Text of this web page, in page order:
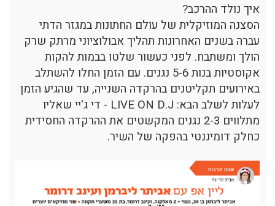
איך נולד ההרכב?
הסצנה המוזיקלית של עולם החתונות במגזר הדתי
עברה בשנים האחרונות תהליך אבולוציוני מרתק שרק
הולך ומשתבח. לפני כעשור שלטו בבמות להקות
אקוסטיות בנות 5-6 נגנים. עם הזמן החלו להשתלב
באירועים תקליטנים בהרקדה השנייה, עד שהגיע הזמן
לעלות לשלב הבא: LIVE ON D.J - די ג'יי שאליו
מתלווים 2-3 נגנים המקשטים את ההרקדה החסידית
כחלק דומיננטי בהפקה של השיר.